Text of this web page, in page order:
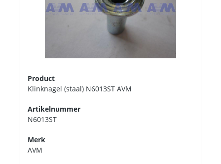
Product
Klinknagel (staal) N6013ST AVM
Artikelnummer
N6013ST
Merk
AVM